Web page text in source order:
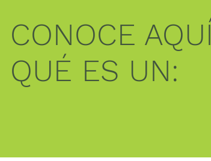
CONOCE AQUÍ
QUÉ ES UN: